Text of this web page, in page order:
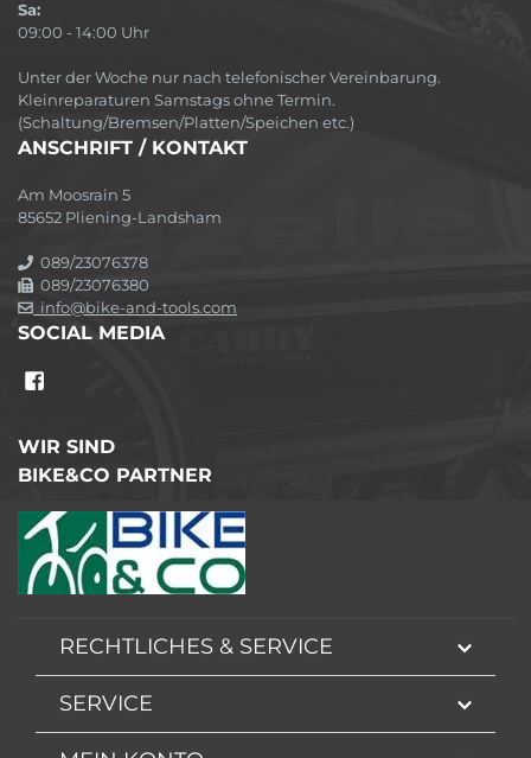
Sa:
09:00 - 14:00 Uhr
Unter der Woche nur nach telefonischer Vereinbarung.
Kleinreparaturen Samstags ohne Termin.
(Schaltung/Bremsen/Platten/Speichen etc.)
ANSCHRIFT / KONTAKT
Am Moosrain 5
85652 Pliening-Landsham
089/23076378
089/23076380
info@bike-and-tools.com
SOCIAL MEDIA
WIR SIND
BIKE&CO PARTNER
RECHTLICHES & SERVICE
SERVICE